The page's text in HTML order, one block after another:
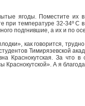
ягоды. Поместите их
при температуре 32-34º С
подгнившие, а их и по
как говорится,
Тимирязевской
Краснокутская. За что в
Краснокутской». А я